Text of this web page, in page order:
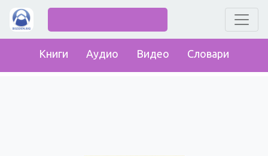
Книги Аудио Видео Словари